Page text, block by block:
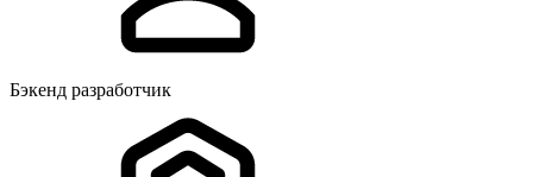
Бэкенд разработчик